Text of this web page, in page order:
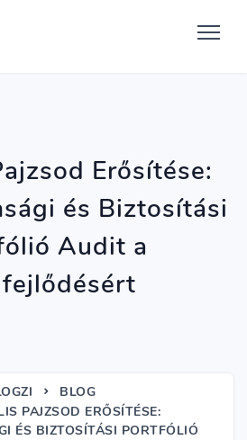
Erősítése:
és Biztosítási
Audit a
BLOG
PAJZSOD ERŐSÍTÉSE:
ÉS BIZTOSÍTÁSI PORTFÓLIÓ